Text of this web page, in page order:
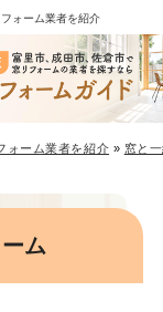
ォーム業者を紹介
ォーム業者を紹介 » 窓と
ム